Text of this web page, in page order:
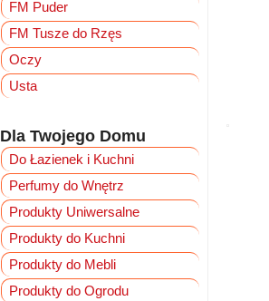
FM Puder
FM Tusze do Rzęs
Oczy
Usta
Dla Twojego Domu
Do Łazienek i Kuchni
Perfumy do Wnętrz
Produkty Uniwersalne
Produkty do Kuchni
Produkty do Mebli
Produkty do Ogrodu